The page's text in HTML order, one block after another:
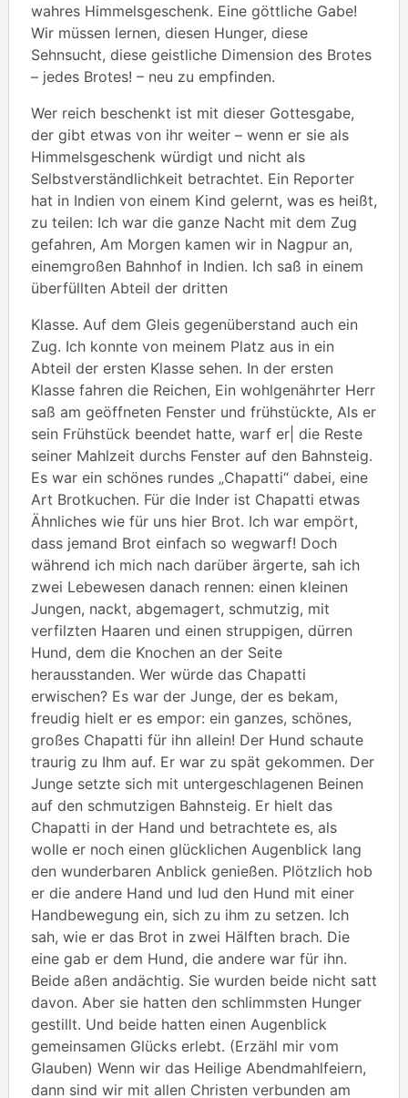
wahres Himmelsgeschenk. Eine göttliche Gabe!
Wir müssen lernen, diesen Hunger, diese
Sehnsucht, diese geistliche Dimension des Brotes
– jedes Brotes! – neu zu empfinden.
Wer reich beschenkt ist mit dieser Gottesgabe,
der gibt etwas von ihr weiter – wenn er sie als
Himmelsgeschenk würdigt und nicht als
Selbstverständlichkeit betrachtet. Ein Reporter
hat in Indien von einem Kind gelernt, was es heißt,
zu teilen: Ich war die ganze Nacht mit dem Zug
gefahren, Am Morgen kamen wir in Nagpur an,
einemgroßen Bahnhof in Indien. Ich saß in einem
überfüllten Abteil der dritten
Klasse. Auf dem Gleis gegenüberstand auch ein
Zug. Ich konnte von meinem Platz aus in ein
Abteil der ersten Klasse sehen. In der ersten
Klasse fahren die Reichen, Ein wohlgenährter Herr
saß am geöffneten Fenster und frühstückte, Als er
sein Frühstück beendet hatte, warf er| die Reste
seiner Mahlzeit durchs Fenster auf den Bahnsteig.
Es war ein schönes rundes „Chapatti“ dabei, eine
Art Brotkuchen. Für die Inder ist Chapatti etwas
Ähnliches wie für uns hier Brot. Ich war empört,
dass jemand Brot einfach so wegwarf! Doch
während ich mich nach darüber ärgerte, sah ich
zwei Lebewesen danach rennen: einen kleinen
Jungen, nackt, abgemagert, schmutzig, mit
verfilzten Haaren und einen struppigen, dürren
Hund, dem die Knochen an der Seite
herausstanden. Wer würde das Chapatti
erwischen? Es war der Junge, der es bekam,
freudig hielt er es empor: ein ganzes, schönes,
großes Chapatti für ihn allein! Der Hund schaute
traurig zu Ihm auf. Er war zu spät gekommen. Der
Junge setzte sich mit untergeschlagenen Beinen
auf den schmutzigen Bahnsteig. Er hielt das
Chapatti in der Hand und betrachtete es, als
wolle er noch einen glücklichen Augenblick lang
den wunderbaren Anblick genießen. Plötzlich hob
er die andere Hand und Iud den Hund mit einer
Handbewegung ein, sich zu ihm zu setzen. Ich
sah, wie er das Brot in zwei Hälften brach. Die
eine gab er dem Hund, die andere war für ihn.
Beide aßen andächtig. Sie wurden beide nicht satt
davon. Aber sie hatten den schlimmsten Hunger
gestillt. Und beide hatten einen Augenblick
gemeinsamen Glücks erlebt. (Erzähl mir vom
Glauben) Wenn wir das Heilige Abendmahlfeiern,
dann sind wir mit allen Christen verbunden am